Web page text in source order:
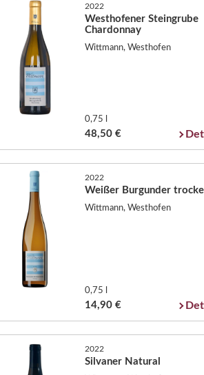
2022
Westhofener Steingrube
Chardonnay
Wittmann, Westhofen
0,75 l
48,50 €
2022
Weißer Burgunder
Wittmann, Westhofen
0,75 l
14,90 €
2022
Silvaner Natural